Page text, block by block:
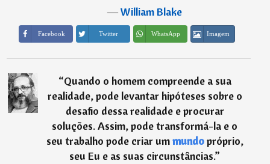
―William Blake
Facebook Twitter WhatsApp Imagem
“Quando o homem compreende a sua
realidade, pode levantar hipóteses sobre o
desafio dessa realidade e procurar
soluções. Assim, pode transformá-la e o
seu trabalho pode criar ummundopróprio,
seu Eu e as suas circunstâncias.”